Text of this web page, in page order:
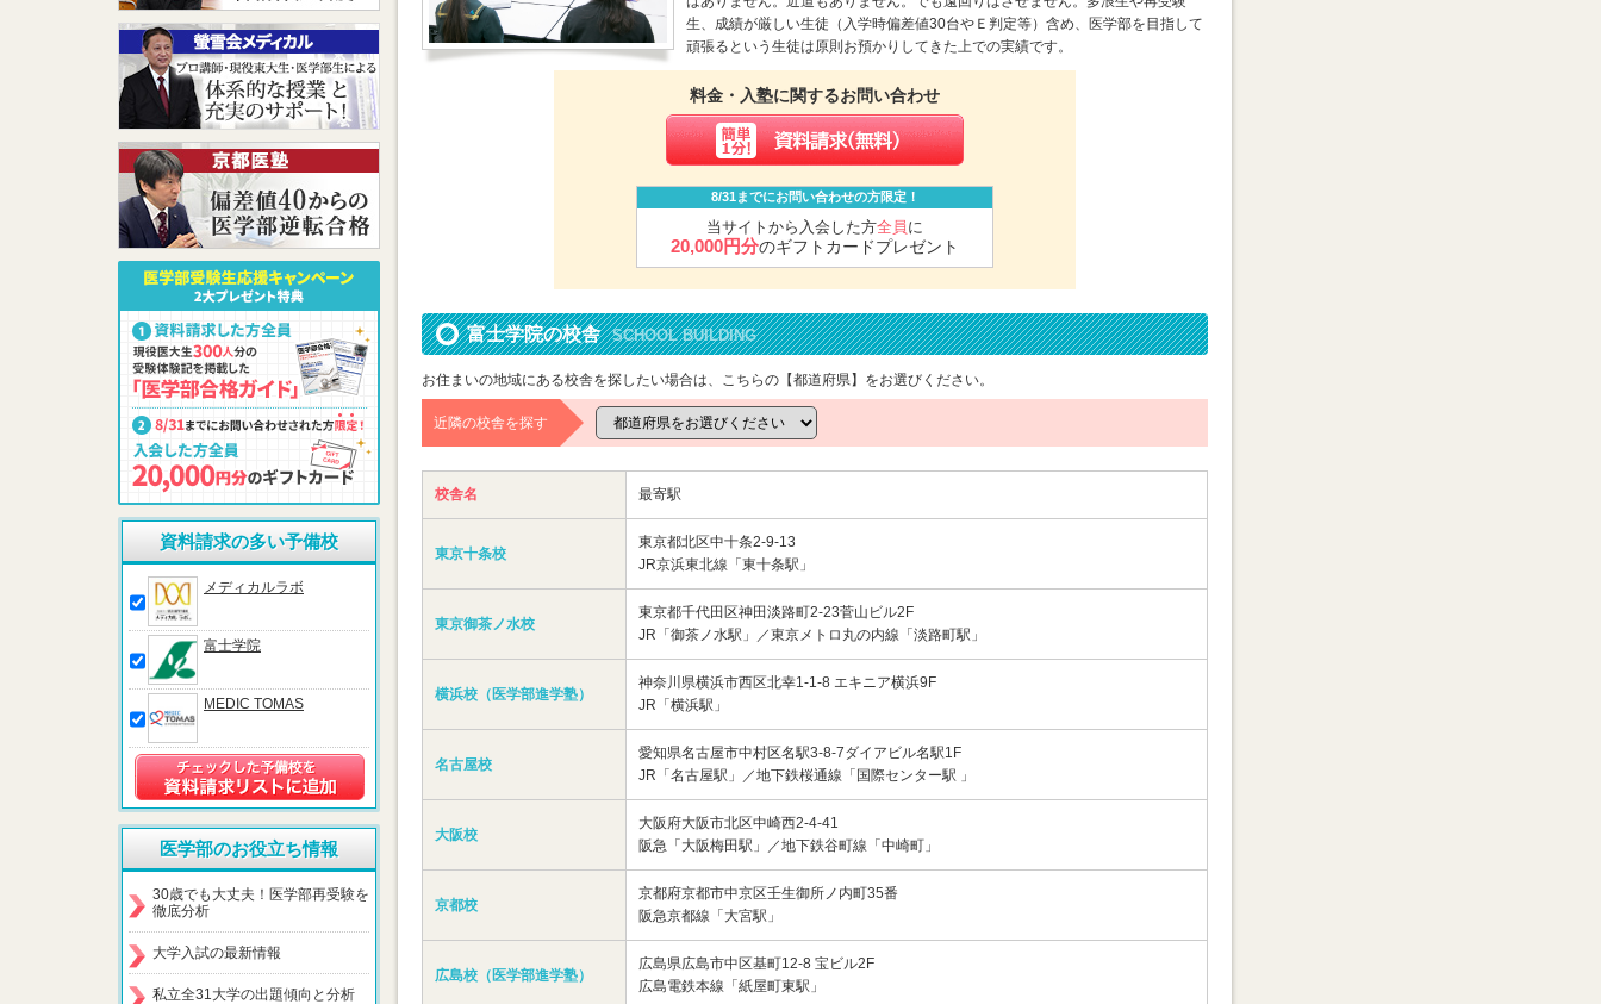
生、成績が厳しい生徒（入学時偏差値30台やＥ判定等）含め、医学部を目指して
頑張るという生徒は原則お預かりしてきた上での実績です。
8/31までにお問い合わせの方限定！
当サイトから入会した方全員 に
20,000円分のギフトカードプレゼント
料金・入塾に関するお問い合わせ
富士学院の校舎 SCHOOL BUILDING
お住まいの地域にある校舎を探したい場合は、こちらの【都道府県】をお選びください。
近隣の校舎を探す
校舎名 最寄駅
東京十条校
東京都北区中十条2-9-13
JR京浜東北線「東十条駅」
東京御茶ノ水校
東京都千代田区神田淡路町2-23菅山ビル2F
JR「御茶ノ水駅」／東京メトロ丸の内線「淡路町駅」
横浜校（医学部進学塾）
神奈川県横浜市西区北幸1-1-8 エキニア横浜9F
JR「横浜駅」
名古屋校
愛知県名古屋市中村区名駅3-8-7ダイアビル名駅1F
JR「名古屋駅」／地下鉄桜通線「国際センター駅 」
大阪校
大阪府大阪市北区中崎西2-4-41
阪急「大阪梅田駅」／地下鉄谷町線「中崎町」
京都校
京都府京都市中京区壬生御所ノ内町35番
阪急京都線「大宮駅」
広島校（医学部進学塾）
広島県広島市中区基町12-8 宝ビル2F
広島電鉄本線「紙屋町東駅」
資料請求の多い予備校
メディカルラボ
富士学院
MEDIC TOMAS
医学部のお役立ち情報
30歳でも大丈夫！医学部再受験を
徹底分析
大学入試の最新情報
私立全31大学の出題傾向と分析